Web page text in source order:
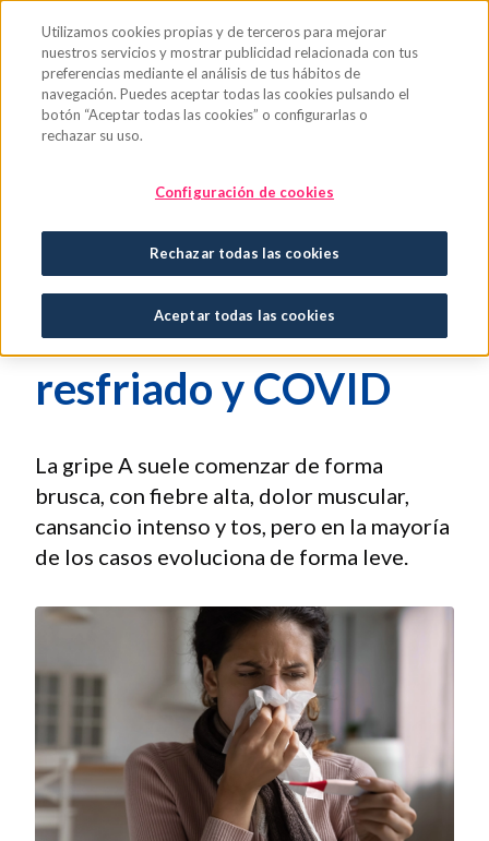
¿Qué es la gripe A?
Síntomas, contagio,
variantes y
diferencias con el
resfriado y COVID
La gripe A suele comenzar de forma
brusca, con fiebre alta, dolor muscular,
cansancio intenso y tos, pero en la mayoría
de los casos evoluciona de forma leve.
Utilizamos cookies propias y de terceros para mejorar
nuestros servicios y mostrar publicidad relacionada con tus
preferencias mediante el análisis de tus hábitos de
navegación. Puedes aceptar todas las cookies pulsando el
botón “Aceptar todas las cookies” o configurarlas o
rechazar su uso.
Configuración de cookies
Rechazar todas las cookies
Aceptar todas las cookies